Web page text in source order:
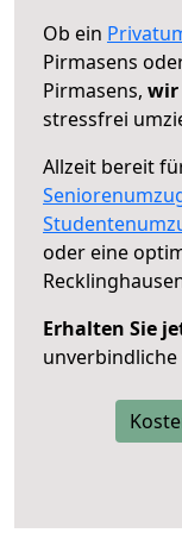
Ob ein
Pirmasens
Pirmasens, wir
stressfrei
Allzeit bereit
oder eine
Erhalten Sie